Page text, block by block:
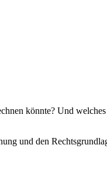
könnte? Und
und den